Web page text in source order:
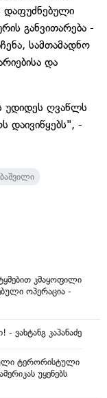
დაფუძნებული
განვითარება -
სამთამადნო
და
უდიდეს ღვაწლს
-
კმაყოფილი
ოპერაცია -
ვახტანგ კაპანაძე
ტერორისტული
უყენებს